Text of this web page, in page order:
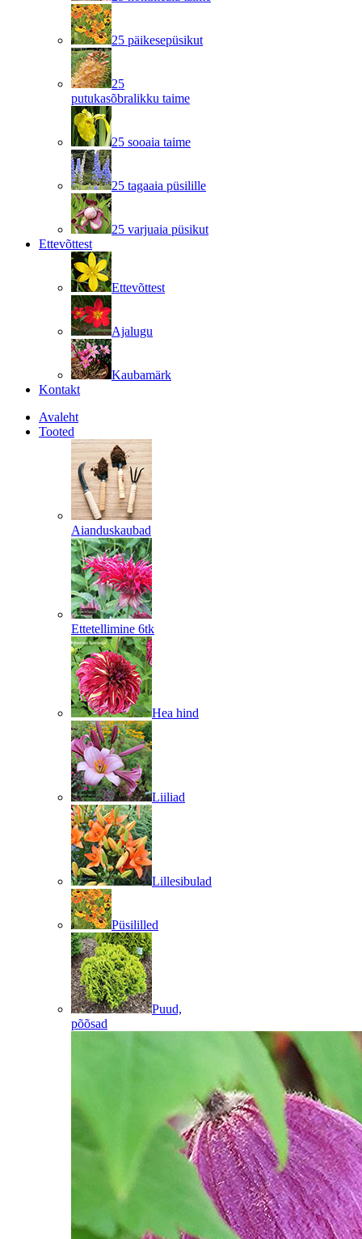
25 päikesepüsikut
25
putukasõbralikku taime
25 sooaia taime
25 tagaaia püsilille
25 varjuaia püsikut
Ettevõttest
Ettevõttest
Ajalugu
Kaubamärk
Kontakt
Avaleht
Tooted
Aianduskaubad
Ettetellimine 6tk
Hea hind
Liiliad
Lillesibulad
Püsililled
Puud,
põõsad